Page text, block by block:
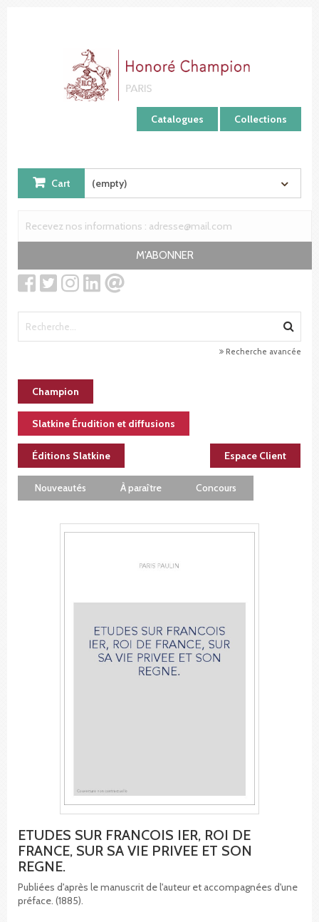
Catalogues Collections
Cart (empty)
M'ABONNER
Recherche avancée
Champion
Slatkine Érudition et diffusions
Éditions Slatkine Espace Client
Nouveautés À paraître Concours
ETUDES SUR FRANCOIS IER, ROI DE
FRANCE, SUR SA VIE PRIVEE ET SON
REGNE.
Publiées d'après le manuscrit de l'auteur et accompagnées d'une
préface. (1885).